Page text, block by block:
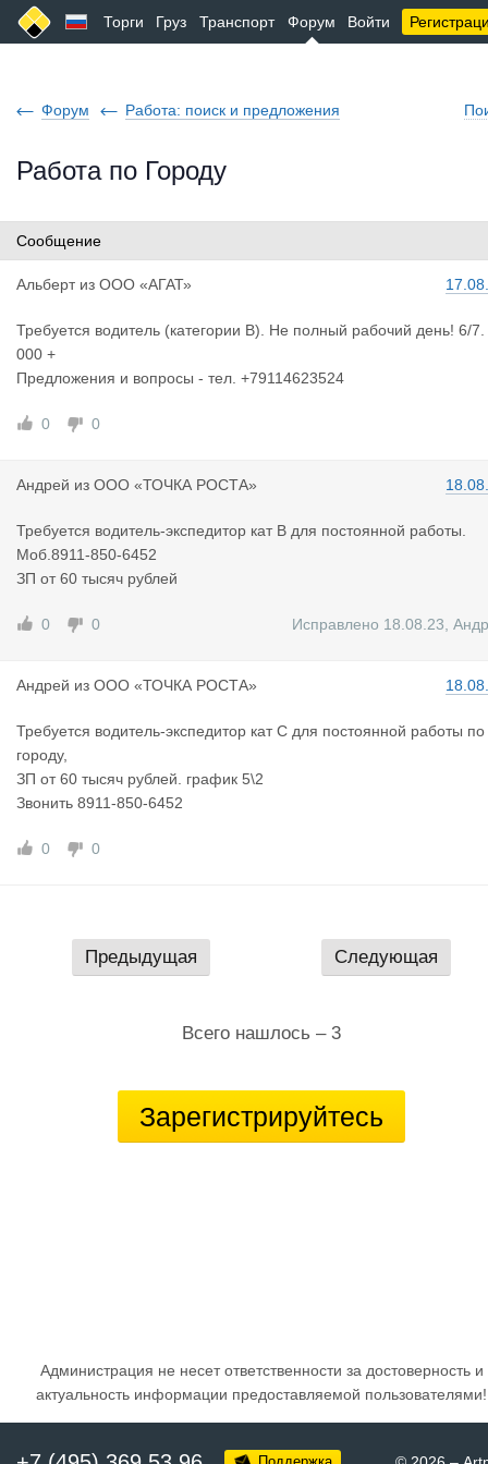
Торги Груз Транспорт Форум Войти
Форум Работа: поиск и предложения
Работа по Городу
Сообщение
Альберт из ООО «АГАТ»
Требуется водитель (категории В). Не полный рабочий день! 6/
000 +
Предложения и вопросы - тел. +79114623524
0 0
Андрей из ООО «ТОЧКА РОСТА»
Требуется водитель-экспедитор кат В для постоянной работы.
Моб.8911-850-6452
ЗП от 60 тысяч рублей
0 0 Исправлено 18.08.23
Андрей из ООО «ТОЧКА РОСТА»
Требуется водитель-экспедитор кат С для постоянной работы по
городу,
ЗП от 60 тысяч рублей. график 5\2
Звонить 8911-850-6452
0 0
Предыдущая Следующая
Всего нашлось – 3
Зарегистрируйтесь
Администрация не несет ответственности за достоверность и
актуальность информации предоставляемой пользователями!